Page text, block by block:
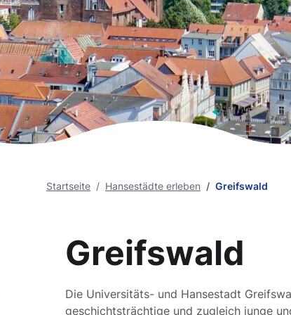
Startseite Hansestädte erleben Greifswald
Greifswald
Die Universitäts- und Hansestadt
geschichtsträchtige und zugleich junge